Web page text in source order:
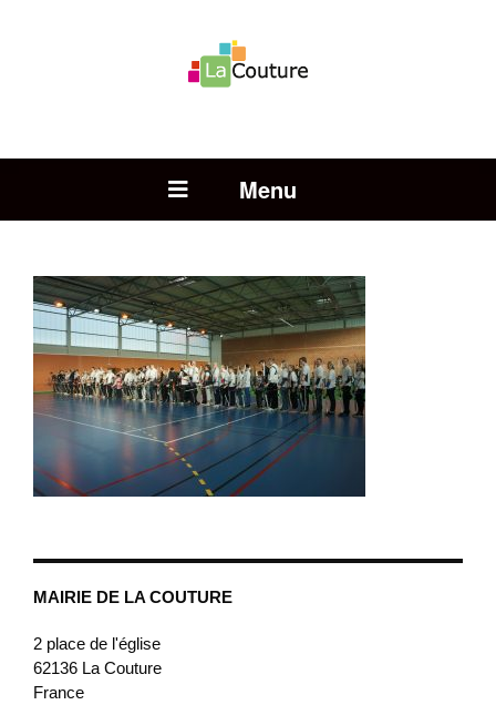
Open Menu
MAIRIE DE LA COUTURE
2 place de l'église
62136 La Couture
France